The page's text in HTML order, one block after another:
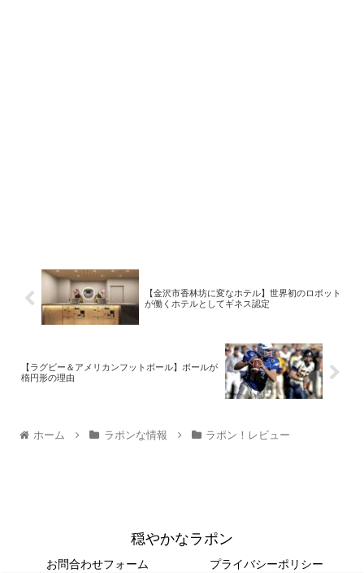
【金沢市香林坊に変なホテル】世界初のロボット
が働くホテルとしてギネス認定
【ラグビー＆アメリカンフットボール】ボールが
楕円形の理由
ホーム ラポンな情報 ラポン！レビュー
穏やかなラポン
お問合わせフォーム プライバシーポリシー